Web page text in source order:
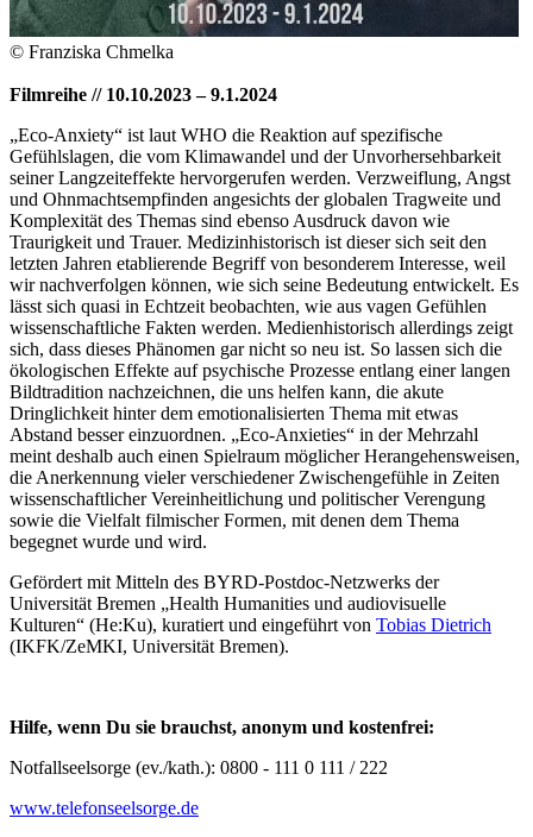
© Franziska Chmelka
Filmreihe // 10.10.2023 – 9.1.2024
„Eco-Anxiety“ ist laut WHO die Reaktion auf spezifische
Gefühlslagen, die vom Klimawandel und der Unvorhersehbarkeit
seiner Langzeiteffekte hervorgerufen werden. Verzweiflung, Angst
und Ohnmachtsempfinden angesichts der globalen Tragweite und
Komplexität des Themas sind ebenso Ausdruck davon wie
Traurigkeit und Trauer. Medizinhistorisch ist dieser sich seit den
letzten Jahren etablierende Begriff von besonderem Interesse, weil
wir nachverfolgen können, wie sich seine Bedeutung entwickelt. Es
lässt sich quasi in Echtzeit beobachten, wie aus vagen Gefühlen
wissenschaftliche Fakten werden. Medienhistorisch allerdings zeigt
sich, dass dieses Phänomen gar nicht so neu ist. So lassen sich die
ökologischen Effekte auf psychische Prozesse entlang einer langen
Bildtradition nachzeichnen, die uns helfen kann, die akute
Dringlichkeit hinter dem emotionalisierten Thema mit etwas
Abstand besser einzuordnen. „Eco-Anxieties“ in der Mehrzahl
meint deshalb auch einen Spielraum möglicher Herangehensweisen,
die Anerkennung vieler verschiedener Zwischengefühle in Zeiten
wissenschaftlicher Vereinheitlichung und politischer Verengung
sowie die Vielfalt filmischer Formen, mit denen dem Thema
begegnet wurde und wird.
Gefördert mit Mitteln des BYRD-Postdoc-Netzwerks der
Universität Bremen „Health Humanities und audiovisuelle
Kulturen“ (He:Ku), kuratiert und eingeführt von Tobias Dietrich
(IKFK/ZeMKI, Universität Bremen).
Hilfe, wenn Du sie brauchst, anonym und kostenfrei:
Notfallseelsorge (ev./kath.): 0800 - 111 0 111 / 222
www.telefonseelsorge.de